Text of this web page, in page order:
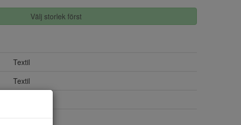
Välj storlek först
Textil
Textil
Ja